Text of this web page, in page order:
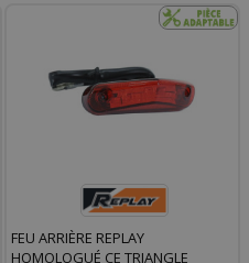
FEU ARRIÈRE REPLAY
HOMOLOGUÉ CE TRIANGLE